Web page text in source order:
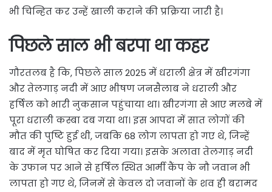
भी चिन्हित कर उन्हें खाली कराने की प्रक्रिया जारी है।
पिछले साल भी बरपा था कहर
गौरतलब है कि, पिछले साल 2025 में धराली क्षेत्र में खीरगंगा
और तेलगाड़ नदी में आए भीषण जनसैलाब ने धराली और
हर्षिल को भारी नुकसान पहुंचाया था। खीरगंगा से आए मलबे में
पूरा धराली कस्बा दब गया था। इस आपदा में सात लोगों की
मौत की पुष्टि हुई थी, जबकि 68 लोग लापता हो गए थे, जिन्हें
बाद में मृत घोषित कर दिया गया। इसके अलावा तेलगाड़ नदी
के उफान पर आने से हर्षिल स्थित आर्मी कैंप के नौ जवान भी
लापता हो गए थे, जिनमें से केवल दो जवानों के शव ही बरामद